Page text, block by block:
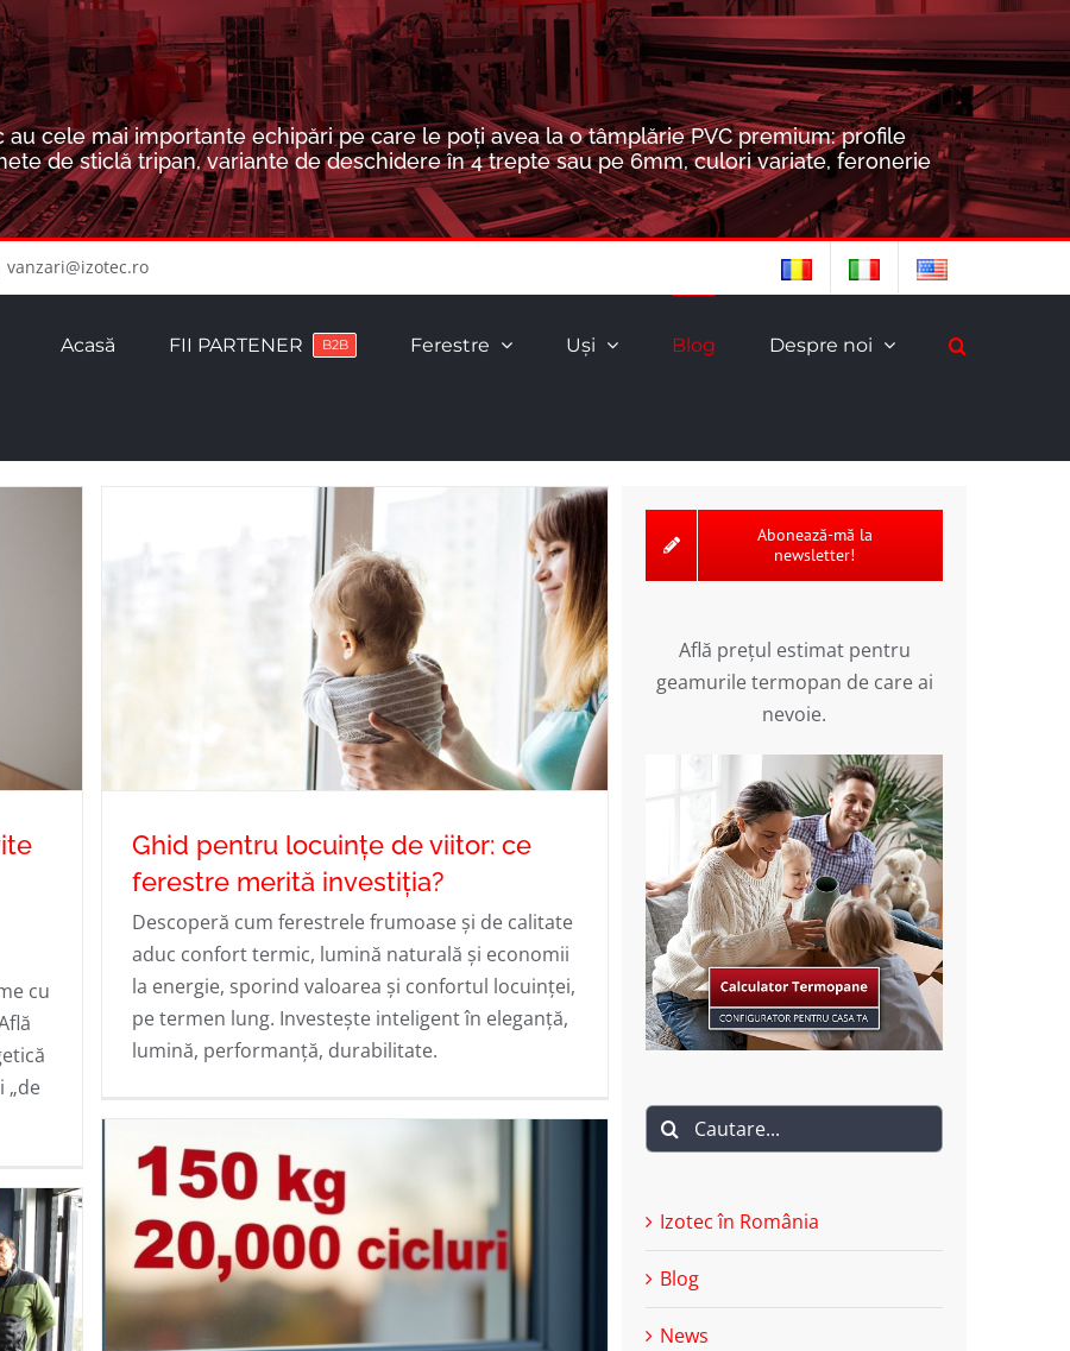
cele mai importante echipări pe care le poți avea la o tâmplărie PVC premium: profile
de sticlă tripan, variante de deschidere în 4 trepte sau pe 6mm, culori variate, feronerie
vanzari@izotec.ro
Acasă FII PARTENER B2B Ferestre Uşi Blog Despre noi
cu
„de
Ghid pentru locuințe de viitor: ce ferestre
merită investiţia?
Ghid pentru locuințe de viitor: ce
ferestre merită investiţia?
Descoperă cum ferestrele frumoase şi de calitate
aduc confort termic, lumină naturală și economii
la energie, sporind valoarea și confortul locuinței,
pe termen lung. Investeşte inteligent în eleganță,
lumină, performanță, durabilitate.
Abonează-mă la
newsletter!
Află preţul estimat pentru
geamurile termopan de care ai
nevoie.
Cautare...
Izotec în România
Blog
News